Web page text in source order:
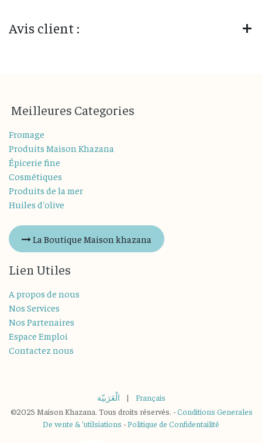
Avis client :
Meilleures Categories
Fromage
Produits Maison Khazana
Épicerie fine
Cosmétiques
Produits de la mer
Huiles d'olive
La Boutique Maison khazana
Lien Utiles
A propos de nous
Nos Services
Nos Partenaires
Espace Emploi
Contactez nous
©2025 Maison Khazana. Tous droits réservés. -Conditions Generales
De vente & 'utilsiations -Politique de Confidentailité
الْعَرَبيّة | Français